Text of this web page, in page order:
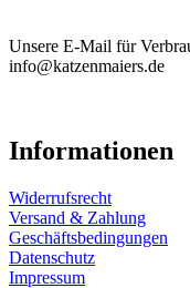
Unsere E-Mail für
info@katzenmaiers.de
Informationen
Widerrufsrecht
Versand & Zahlung
Geschäftsbedingungen
Datenschutz
Impressum